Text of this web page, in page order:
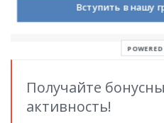
Получайте
активность!
Вступить в нашу